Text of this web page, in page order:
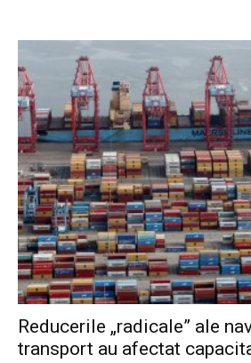
Reducerile „radicale” ale
transport au afectat